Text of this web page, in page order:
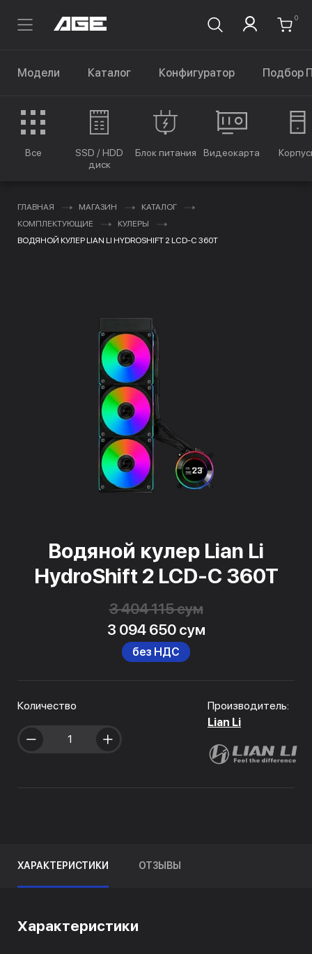
0
Модели Каталог Конфигуратор Подбор
Все
SSD / HDD
диск
Блок питания Видеокарта
ГЛАВНАЯ МАГАЗИН
КАТАЛОГ
КОМПЛЕКТУЮЩИЕ
КУЛЕРЫ
ВОДЯНОЙ КУЛЕР LIAN LI HYDROSHIFT 2 LCD-C 360T
Водяной кулер Lian Li
HydroShift 2 LCD-C 360T
3 404 115 сум
3 094 650 сум
без НДС
Количество
Производитель:
Lian Li
ХАРАКТЕРИСТИКИ ОТЗЫВЫ
Характеристики